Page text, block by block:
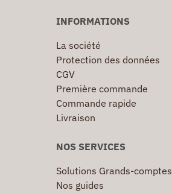
INFORMATIONS
La société
Protection des données
CGV
Première commande
Commande rapide
Livraison
NOS SERVICES
Solutions Grands-comptes
Nos guides